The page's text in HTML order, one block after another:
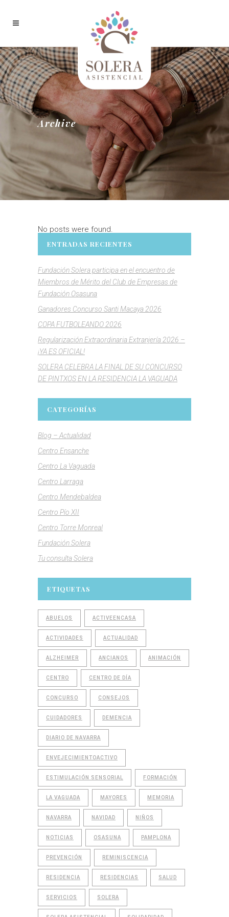
Archive
No posts were found.
ENTRADAS RECIENTES
Fundación Solera participa en el encuentro de
Miembros de Mérito del Club de Empresas de
Fundación Osasuna
Ganadores Concurso Santi Macaya 2026
COPA FUTBOLEANDO 2026
Regularización Extraordinaria Extranjería 2026 –
¡YA ES OFICIAL!
SOLERA CELEBRA LA FINAL DE SU CONCURSO
DE PINTXOS EN LA RESIDENCIA LA VAGUADA
CATEGORÍAS
Blog – Actualidad
Centro Ensanche
Centro La Vaguada
Centro Larraga
Centro Mendebaldea
Centro Pío XII
Centro Torre Monreal
Fundación Solera
Tu consulta Solera
ETIQUETAS
ABUELOS ACTIVEENCASA
ACTIVIDADES ACTUALIDAD
ALZHEIMER ANCIANOS ANIMACIÓN
CENTRO CENTRO DE DÍA
CONCURSO CONSEJOS
CUIDADORES DEMENCIA
DIARIO DE NAVARRA
ENVEJECIMIENTOACTIVO
ESTIMULACIÓN SENSORIAL FORMACIÓN
LA VAGUADA MAYORES MEMORIA
NAVARRA NAVIDAD NIÑOS
NOTICIAS OSASUNA PAMPLONA
PREVENCIÓN REMINISCENCIA
RESIDENCIA RESIDENCIAS SALUD
SERVICIOS SOLERA